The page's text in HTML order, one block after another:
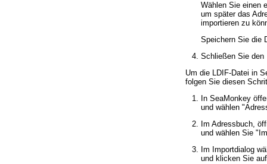
Wählen Sie einen
um später das
importieren zu
Speichern Sie die
Schließen Sie den
Um die LDIF-Datei in
folgen Sie diesen
In SeaMonkey
und wählen
Im Adressbuch,
und wählen Sie
Im Importdialog
und klicken Sie